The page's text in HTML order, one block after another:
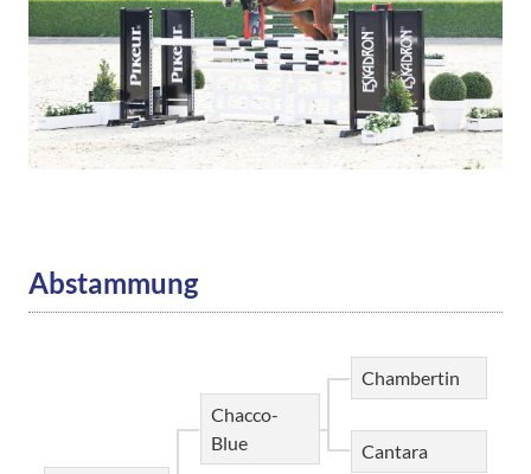
Abstammung
Chacco-
Blue
Chambertin
Cantara